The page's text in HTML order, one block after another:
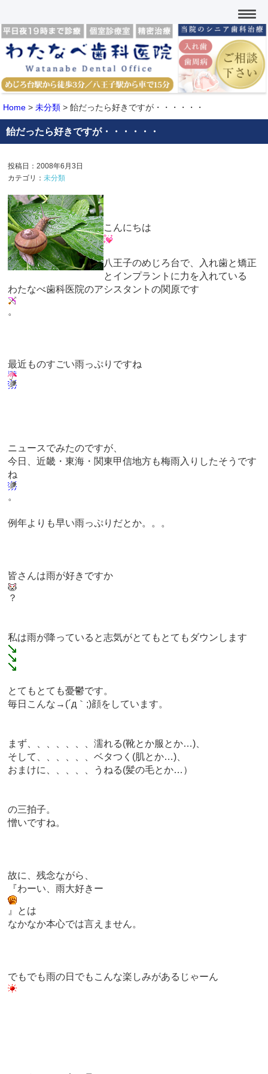
Home > 未分類 > 飴だったら好きですが・・・・・・
飴だったら好きですが・・・・・・
投稿日：2008年6月3日
カテゴリ：未分類
こんにちは
八王子のめじろ台で、入れ歯と矯正
とインプラントに力を入れている
わたなべ歯科医院のアシスタントの関原です
。
最近ものすごい雨っぷりですね
ニュースでみたのですが、
今日、近畿・東海・関東甲信地方も梅雨入りしたそうです
ね
。
例年よりも早い雨っぷりだとか。。。
皆さんは雨が好きですか
？
私は雨が降っていると志気がとてもとてもダウンします
とてもとても憂鬱です。
毎日こんな→(´д｀;)顔をしています。
まず、、、、、、、濡れる(靴とか服とか…)、
そして、、、、、、ベタつく(肌とか…)、
おまけに、、、、、うねる(髪の毛とか…）
の三拍子。
憎いですね。
故に、残念ながら、
『わーい、雨大好きー
』とは
なかなか本心では言えません。
でもでも雨の日でもこんな楽しみがあるじゃーん